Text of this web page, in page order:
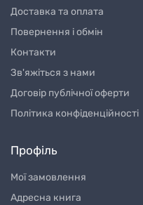
Доставка та оплата
Повернення і обмін
Контакти
Зв'яжіться з нами
Договір публічної оферти
Політика конфіденційності
Профіль
Мої замовлення
Адресна книга